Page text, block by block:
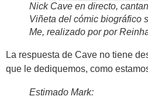
Nick Cave en directo,
Viñeta del cómic biográfico
Me, realizado por por
La respuesta de Cave no tiene
que le dediquemos, como
Estimado Mark: